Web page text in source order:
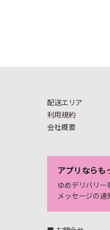
配送エリア
利用規約
会社概要
アプリならも
ゆめデリバリー
メッセージの通